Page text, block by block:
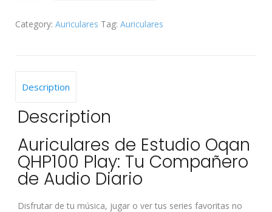
Play
Category: Auriculares Tag: Auriculares
Description
Description
Auriculares de Estudio Oqan
QHP100 Play: Tu Compañero
de Audio Diario
Disfrutar de tu música, jugar o ver tus series favoritas no